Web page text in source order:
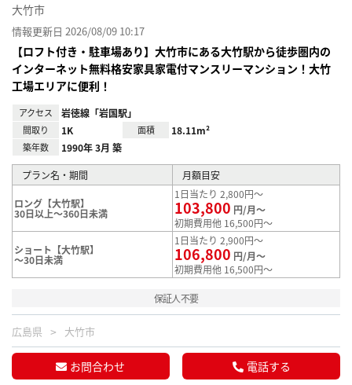
大竹市
情報更新日 2026/08/09 10:17
【ロフト付き・駐車場あり】大竹市にある大竹駅から徒歩圏内の
インターネット無料格安家具家電付マンスリーマンション！大竹
工場エリアに便利！
アクセス 岩徳線「岩国駅」
間取り 1K 面積 18.11m²
築年数 1990年 3月 築
プラン名・期間 月額目安
ロング【大竹駅】
30日以上～360日未満
1日当たり 2,800円～
103,800 円/月～
初期費用他 16,500円～
ショート【大竹駅】
～30日未満
1日当たり 2,900円～
106,800 円/月～
初期費用他 16,500円～
保証人不要
広島県 大竹市
お問合わせ 電話する